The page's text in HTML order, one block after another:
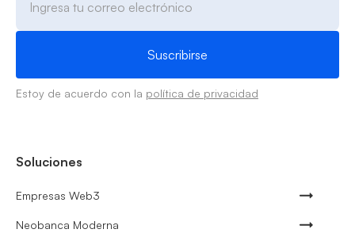
Estoy de acuerdo con la política de privacidad
Soluciones
Empresas Web3
Neobanca Moderna